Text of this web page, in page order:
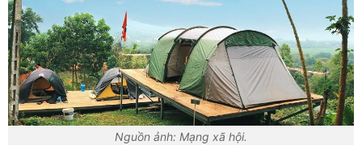
Nguồn ảnh: Mạng xã hội.